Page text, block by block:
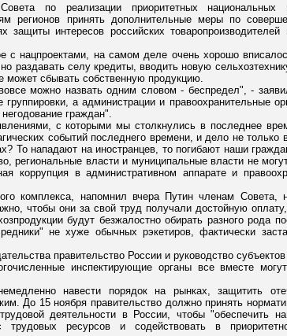
по реализации приоритетных национальных
регионов принять дополнительные меры по
интересов российских товаропроизводителей
с нацпроектами, на самом деле очень хорошо
раздавать селу кредиты, вводить новую
может сбывать собственную продукцию.
можно назвать одним словом - беспредел", -
а администрации и правоохранительные
граждан".
с которыми мы столкнулись в последнее
событий последнего времени, и дело не только
То нападают на иностранцев, то погибают наши
региональные власти и муниципальные власти не
коррупция в административном аппарате и
комплекса, напомнил вчера Путин членам Совета,
чтобы они за свой труд получали достойную
будут безжалостно обирать разного рода
не хуже обычных рэкетиров, фактически
правительство России и руководство
инспектирующие органы все вместе
навести порядок на рынках, защитить
До 15 ноября правительство должно принять
деятельности в России, чтобы "обеспечить
трудовых ресурсов и содействовать в